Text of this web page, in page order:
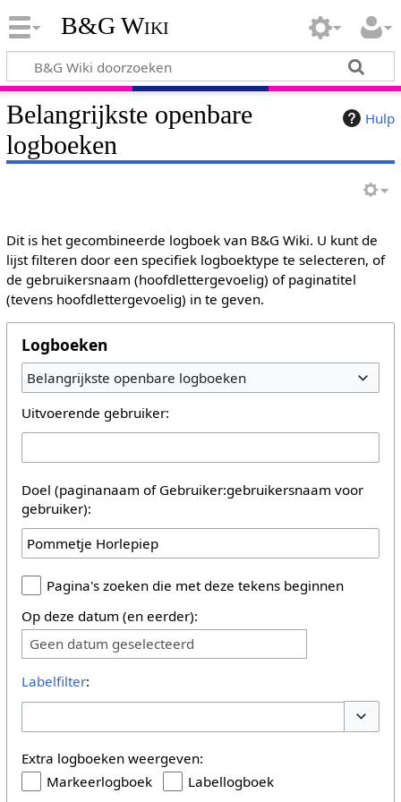
B&G Wiki
Hulp
Belangrijkste openbare
logboeken
Dit is het gecombineerde logboek van B&G Wiki. U kunt de
lijst filteren door een specifiek logboektype te selecteren, of
de gebruikersnaam (hoofdlettergevoelig) of paginatitel
(tevens hoofdlettergevoelig) in te geven.
Logboeken
Belangrijkste openbare logboeken
Uitvoerende gebruiker:
Doel (paginanaam of Gebruiker:gebruikersnaam voor
gebruiker):
Pagina's zoeken die met deze tekens beginnen
Op deze datum (en eerder):
Geen datum geselecteerd
Labelfilter:
Extra logboeken weergeven:
Markeerlogboek
Labellogboek